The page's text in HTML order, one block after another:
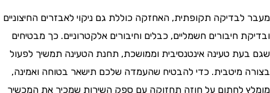
לבדיקה תקופתית, האחזקה כוללת גם ניקוי לאבזרים החיצוניים
חיבורים חשמליים, כבלים וחיבורים אלקטרוניים. כך מבטיחים
בעת טעינה אינטנסיבית וממושכת, תחנת הטעינה תמשיך לפעול
מיטבית. כדי להבטיח שהעמדה שלכם תישאר בטוחה ואמינה,
לחתום על חוזה תחזוקה עם ספק השירות שמכיר את המכשיר